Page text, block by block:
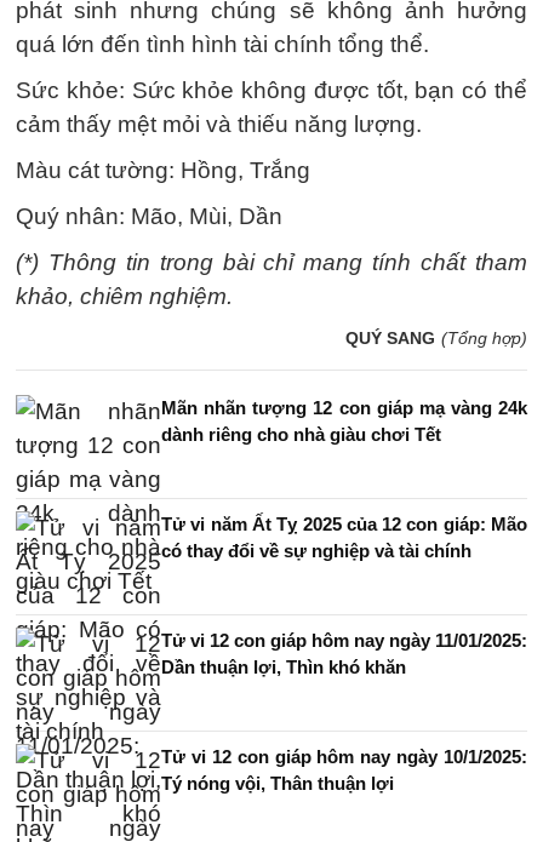
phát sinh nhưng chúng sẽ không ảnh hưởng
quá lớn đến tình hình tài chính tổng thể.
Sức khỏe: Sức khỏe không được tốt, bạn có thể
cảm thấy mệt mỏi và thiếu năng lượng.
Màu cát tường: Hồng, Trắng
Quý nhân: Mão, Mùi, Dần
(*) Thông tin trong bài chỉ mang tính chất tham
khảo, chiêm nghiệm.
QUÝ SANG (Tổng hợp)
Mãn nhãn tượng 12 con giáp mạ vàng 24k
dành riêng cho nhà giàu chơi Tết
Tử vi năm Ất Tỵ 2025 của 12 con giáp: Mão
có thay đổi về sự nghiệp và tài chính
Tử vi 12 con giáp hôm nay ngày 11/01/2025:
Dần thuận lợi, Thìn khó khăn
Tử vi 12 con giáp hôm nay ngày 10/1/2025:
Tý nóng vội, Thân thuận lợi